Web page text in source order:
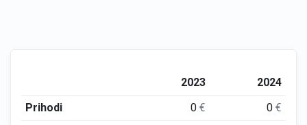
2023
2024
Prihodi
0€ 0€